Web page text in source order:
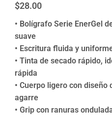
$28.00
• Bolígrafo Serie EnerGel
suave
• Escritura fluida y
• Tinta de secado rápido,
rápida
• Cuerpo ligero con
agarre
• Grip con ranuras